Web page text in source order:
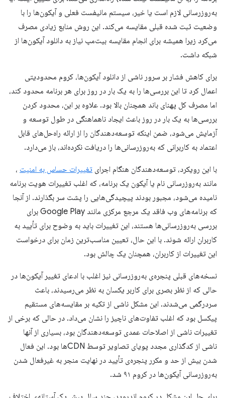
به‌روزرسانی لازم است یا خیر، سیستم مانیفست فعلی و آیکون‌ها را با
وضعیت ثبت شده قبلی مقایسه می‌کند. این روش منابع زیادی مصرف
می‌کرد زیرا همیشه برای انجام مقایسه بیت‌مپ نیاز به دانلود آیکون‌ها از
شبکه داشت.
برای کاهش فشار بر سرور ناشی از دانلود آیکون‌ها، کروم محدودیتی
اعمال کرد تا این بررسی‌ها را به یک بار در روز برای هر برنامه محدود کند،
اما مصرف کل پهنای باند همچنان بالا بود. علاوه بر این، محدود کردن
بررسی‌ها به یک بار در روز باعث ایجاد ناهماهنگی در طول توسعه و
آزمایش می‌شود، ضمن اینکه توسعه‌دهندگان را از ارائه راه‌حل‌های قابل
اعتماد به کاربرانی که به‌روزرسانی‌ها را دریافت نکرده‌اند، باز می‌دارد.
با این رویکرد، توسعه‌دهندگان هنگام اجرای تغییرات حساس به امنیت ،
مانند به‌روزرسانی نام یا آیکون یک برنامه، که اغلب تغییرات هویت برنامه
نامیده می‌شود، مجبور بودند پیچیدگی‌هایی را پشت سر بگذارند. از آنجا
که برنامه‌های وب فاقد یک مرجع مرکزی مانند Google Play برای
بررسی به‌روزرسانی‌ها هستند، این تغییرات باید به وضوح برای تأیید به
کاربران ارائه شوند. با این حال، تعیین مناسب‌ترین زمان برای درخواست
این تغییرات از کاربران، همچنان یک چالش بود.
نسخه‌های قبلی پنجره‌ی به‌روزرسانی نیز اغلب با ادعای تغییر آیکون‌ها در
حالی که از نظر بصری برای کاربر یکسان به نظر می‌رسیدند، باعث
سردرگمی می‌شدند. این مشکل ناشی از تکیه بر مقایسه‌های مستقیم
پیکسل بود که اغلب تفاوت‌های ناچیز را نشان می‌داد. در حالی که برخی از
تغییرات ناشی از اصلاحات عمدی توسعه‌دهندگان بود، بسیاری از آنها
ناشی از کدگذاری مجدد پویای تصاویر توسط CDNها بود. این فعال
شدن بیش از حد و مکرر پنجره‌ی تأیید در نهایت منجر به غیرفعال شدن
به‌روزرسانی آیکون‌ها در کروم ۹۱ شد.